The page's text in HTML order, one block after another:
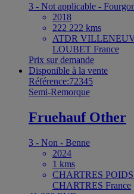
3 - Not applicable -
2018
222 222 kms
ATDR
LOUBET France
Prix sur demande
Disponible à la vente
Référence:72345
Semi-Remorque
Fruehauf Other
3 - Non - Benne
2024
1 kms
CHARTRES
CHARTRES France